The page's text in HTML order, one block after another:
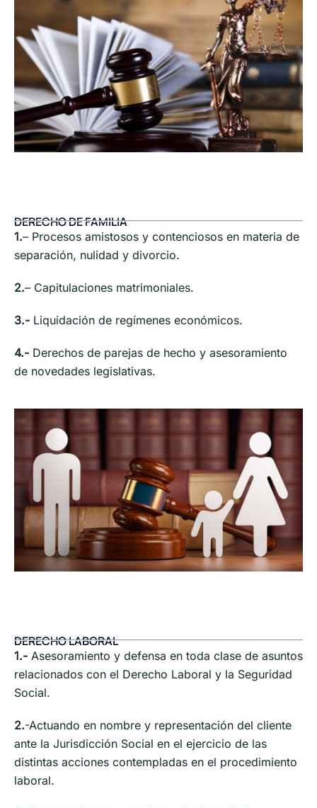
DERECHO DE FAMILIA
1.– Procesos amistosos y contenciosos en materia de
separación, nulidad y divorcio.
2.– Capitulaciones matrimoniales.
3.- Liquidación de regímenes económicos.
4.- Derechos de parejas de hecho y asesoramiento
de novedades legislativas.
DERECHO LABORAL
1.- Asesoramiento y defensa en toda clase de asuntos
relacionados con el Derecho Laboral y la Seguridad
Social.
2.-Actuando en nombre y representación del cliente
ante la Jurisdicción Social en el ejercicio de las
distintas acciones contempladas en el procedimiento
laboral.